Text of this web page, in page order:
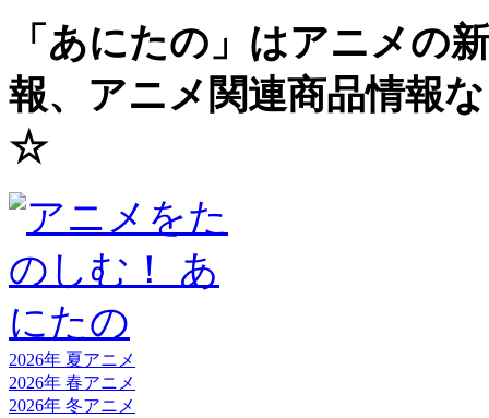
「あにたの」はアニメの
報、アニメ関連商品情報
☆
2026年 夏アニメ
2026年 春アニメ
2026年 冬アニメ